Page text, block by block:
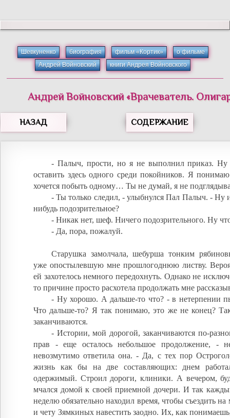
Шевкуненко биография фильм «Кортик»
о фильме
Андрей Войновский
книги Андрея Войновского
Андрей Войновский«Врачеватель.
НАЗАД СОДЕРЖАНИЕ
- Палыч, прости, но я не выполнил приказ.
оставить здесь одного среди покойников. Я
хочется побыть одному… Ты не думай, я не
- Ты только следил, - улыбнулся Пал Палыч. - Ну
нибудь подозрительное?
- Никак нет, шеф. Ничего подозрительного. Ну
- Да, пора, пожалуй.
Старушка замолчала, шебурша тонким
уже опостылевшую мне прошлогоднюю листву.
ей захотелось немного передохнуть. Однако не
то причине просто расхотела продолжать мне
- Ну хорошо. А дальше-то что? - в нетерпении
Что дальше-то? Я так понимаю, это же не конец?
заканчиваются.
- Истории, мой дорогой, заканчиваются по-
прав - еще осталось небольшое продолжение, -
невозмутимо ответила она. - Да, с тех пор
жизнь как бы на две составляющих: днем
одержимый. Строил дороги, клиники. А вечером,
мчался домой к своей приемной дочери. И так
неделю обязательно находил время, чтобы съездить
и чету Зямкиных навестить заодно. Их, как